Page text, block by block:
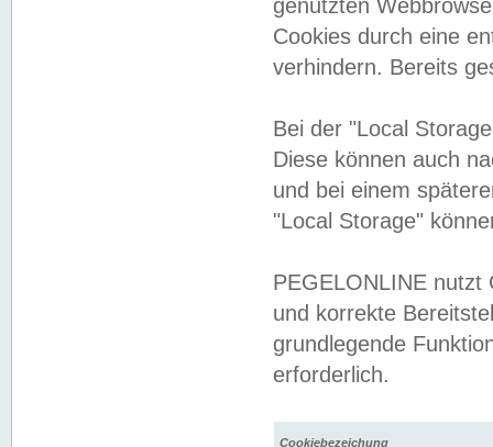
genutzten
Cookies durch eine
verhindern. Bereits
Bei der "Local
Diese können auch
und bei einem
"Local Storage"
PEGELONLINE nutzt
und korrekte
grundlegende
erforderlich.
Cookiebezeichung